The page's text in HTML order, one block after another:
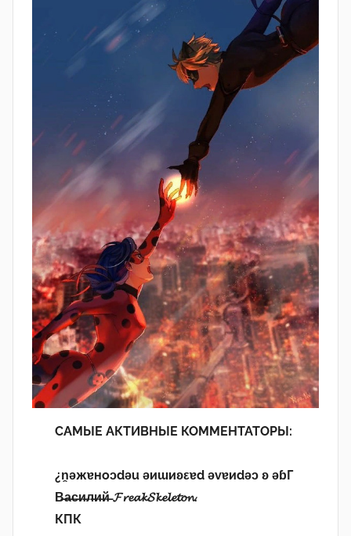
САМЫЕ АКТИВНЫЕ КОММЕНТАТОРЫ:
¿n̯ǝжɐноɔdǝu ǝиɯиʚεɐd ǝvɐиdǝɔ ʚ ǝɓГ
В̶а̶с̶и̶л̶и̶й̶ 𝓕𝓻𝓮𝓪𝓴𝓢𝓴𝓮𝓵𝓮𝓽𝓸𝓷.
КПК